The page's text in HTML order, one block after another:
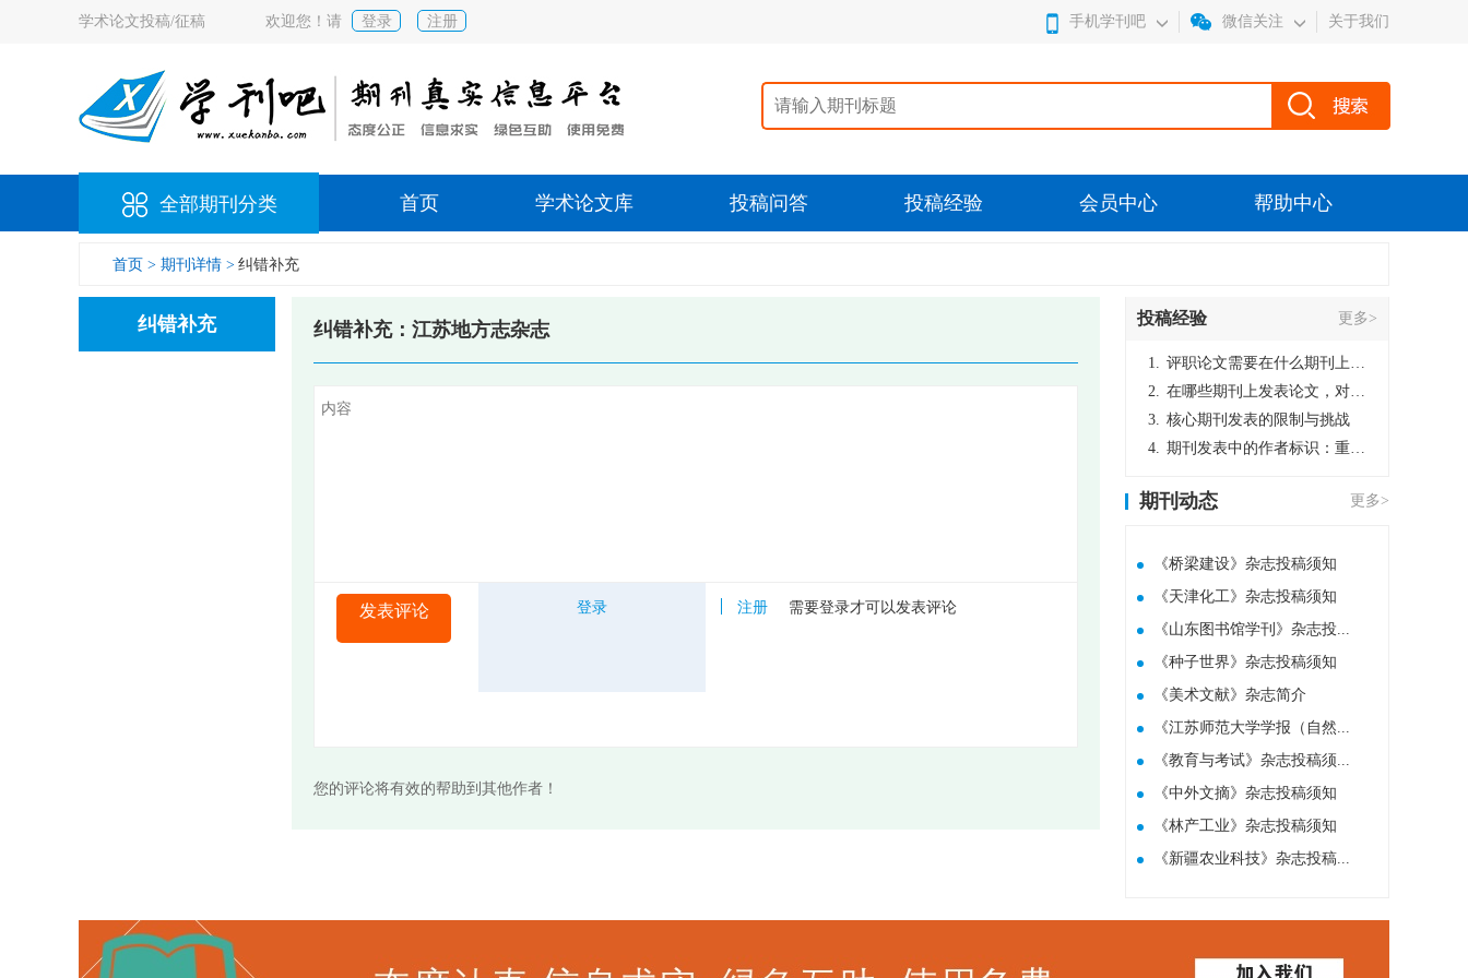
学术论文投稿/征稿 欢迎您！请 登录 注册 手机学刊吧 微信关注 关于我们
全部期刊分类 首页 学术论文库 投稿问答 投稿经验 会员中心 帮助中心
首页 > 期刊详情 > 纠错补充
纠错补充 纠错补充：江苏地方志杂志
发表评论 登录 注册 需要登录才可以发表评论
您的评论将有效的帮助到其他作者！
投稿经验 更多>
1. 评职论文需要在什么期刊上发表？
2. 在哪些期刊上发表论文，对考研有优势？
3. 核心期刊发表的限制与挑战
4. 期刊发表中的作者标识：重要性与实践
期刊动态 更多>
《桥梁建设》杂志投稿须知
《天津化工》杂志投稿须知
《山东图书馆学刊》杂志投...
《种子世界》杂志投稿须知
​《美术文献》杂志简介
《江苏师范大学学报（自然...
《教育与考试》杂志投稿须...
《中外文摘》杂志投稿须知
《林产工业》杂志投稿须知
《新疆农业科技》杂志投稿...